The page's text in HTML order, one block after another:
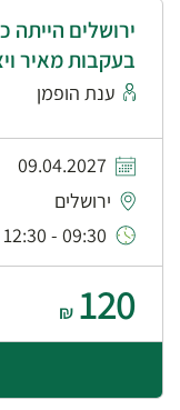
ירושלים
בעקבות מאיר
ענת הופמן
09.04.2027
ירושלים
09:30 - 12:30
120
₪